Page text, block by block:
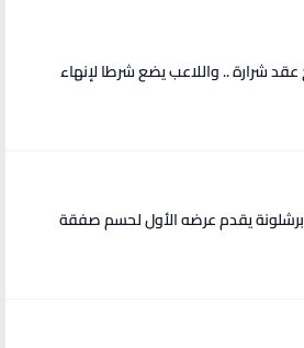
الرجاء المغربي يدرس فسخ عقد شرارة .. واللاعب يضع شرطا لإنهاء
مانشستر سيتي سخر منه .. برشلونة يقدم عرضه الأول لحسم صفقة